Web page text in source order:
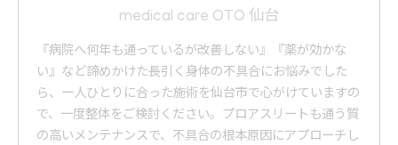
medical care OTO 仙台
『病院へ何年も通っているが改善しない』『薬が効かな
い』など諦めかけた長引く身体の不具合にお悩みでした
ら、一人ひとりに合った施術を仙台市で心がけていますの
で、一度整体をご検討ください。プロアスリートも通う質
の高いメンテナンスで、不具合の根本原因にアプローチし